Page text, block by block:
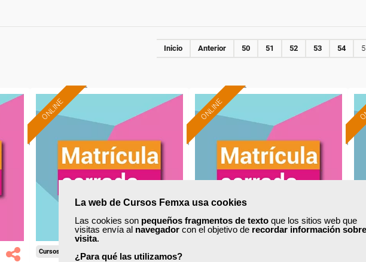
La web de Cursos Femxa usa cookies
Las cookies son pequeños fragmentos de texto que los sitios web que
visitas envía al navegador con el objetivo de recordar información
visita.
¿Para qué las utilizamos?
Inicio Anterior 50 51 52 53 54
ONLINE
Cursos Femxa
ONLINE